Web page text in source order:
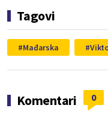
Tagovi
Mađarska
Komentari 0